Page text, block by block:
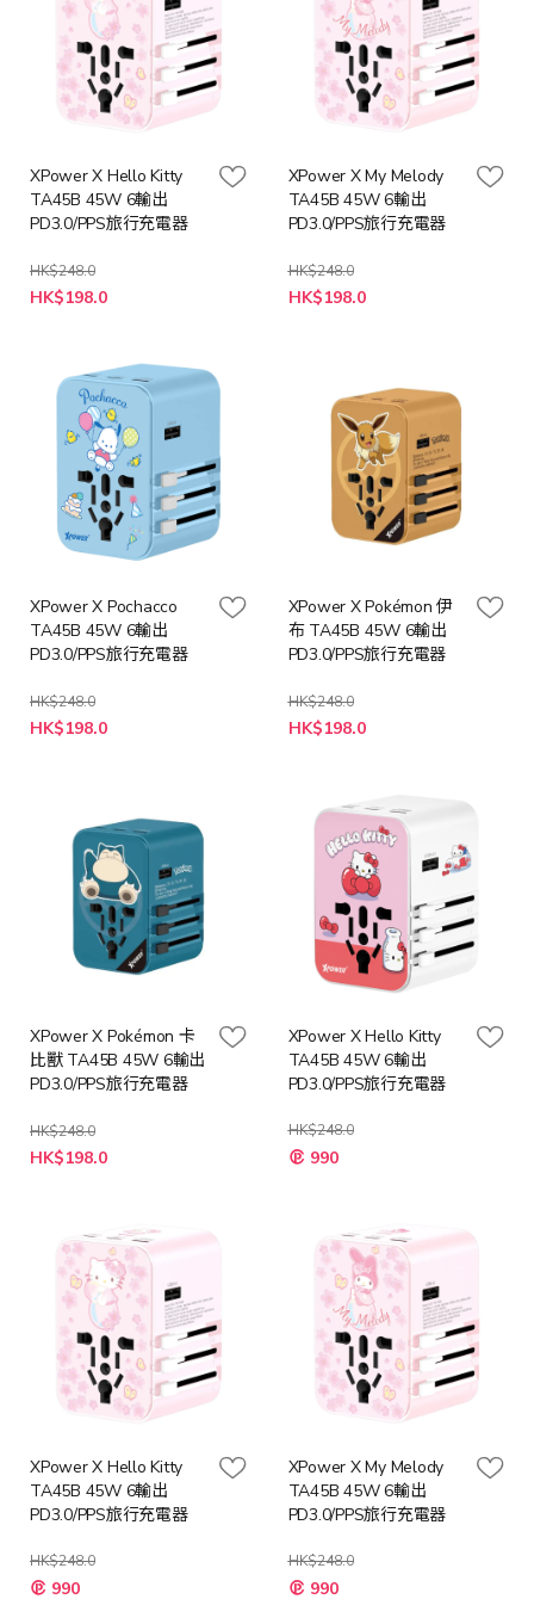
XPower X Hello Kitty
TA45B 45W 6輸出
PD3.0/PPS旅行充電器
HK$248.0
特
殊
HK$198.0
XPower X My Melody
TA45B 45W 6輸出
PD3.0/PPS旅行充電器
HK$248.0
特
殊
HK$198.0
XPower X Pochacco
TA45B 45W 6輸出
PD3.0/PPS旅行充電器
HK$248.0
特
殊
HK$198.0
XPower X Pokémon 伊
布 TA45B 45W 6輸出
PD3.0/PPS旅行充電器
HK$248.0
特
殊
HK$198.0
XPower X Pokémon 卡
比獸 TA45B 45W 6輸出
PD3.0/PPS旅行充電器
HK$248.0
特
殊
HK$198.0
XPower X Hello Kitty
TA45B 45W 6輸出
PD3.0/PPS旅行充電器
HK$248.0
特
殊 990
XPower X Hello Kitty
TA45B 45W 6輸出
PD3.0/PPS旅行充電器
HK$248.0
特 990
XPower X My Melody
TA45B 45W 6輸出
PD3.0/PPS旅行充電器
HK$248.0
特 990